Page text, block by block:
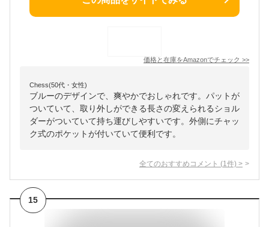
価格と在庫をAmazonでチェック >>
Chess(50代・女性)
ブルーのデザインで、爽やかでおしゃれです。パットが
ついていて、取り外しができる長さの変えられるショル
ダーがついていて持ち運びしやすいです。外側にチャッ
ク式のポケットが付いていて便利です。
全てのおすすめコメント (1 件) >
15